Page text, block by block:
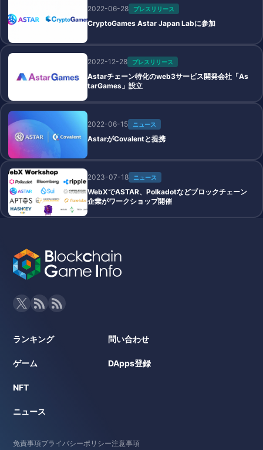
2022-06-28 プレスリリース
CryptoGames Astar Japan Labに参加
2022-12-28 プレスリリース
Astarチェーン特化のweb3サービス開発会社「As
tarGames」設⽴
2022-06-15 ニュース
AstarがCovalentと提携
2023-07-18 ニュース
WebXでASTAR、Polkadotなどブロックチェーン
企業がワークショップ開催
ランキング
ゲーム
NFT
ニュース
問い合わせ
DApps登録
免責事項プライバシーポリシー注意事項